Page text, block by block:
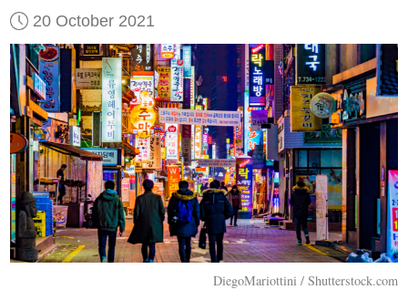
20 October 2021
DiegoMariottini / Shutterstock.com